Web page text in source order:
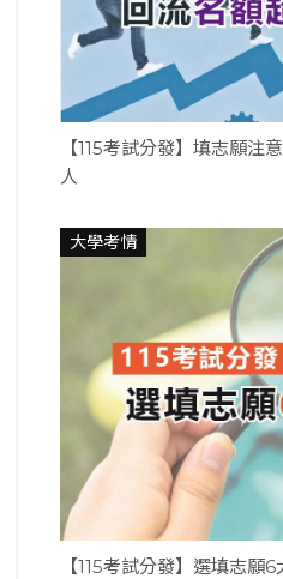
【115考試分發】填志願
人
大學考情
【115考試分發】選填志願